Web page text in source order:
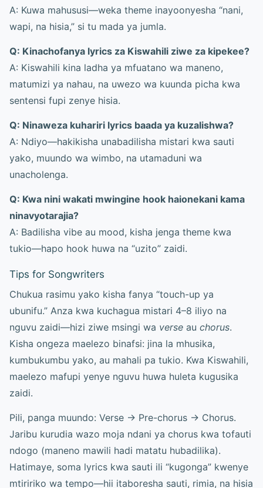
A: Kuwa mahususi—weka theme inayoonyesha “nani,
wapi, na hisia,” si tu mada ya jumla.
Q: Kinachofanya lyrics za Kiswahili ziwe za kipekee?
A: Kiswahili kina ladha ya mfuatano wa maneno,
matumizi ya nahau, na uwezo wa kuunda picha kwa
sentensi fupi zenye hisia.
Q: Ninaweza kuhariri lyrics baada ya kuzalishwa?
A: Ndiyo—hakikisha unabadilisha mistari kwa sauti
yako, muundo wa wimbo, na utamaduni wa
unacholenga.
Q: Kwa nini wakati mwingine hook haionekani kama
ninavyotarajia?
A: Badilisha vibe au mood, kisha jenga theme kwa
tukio—hapo hook huwa na “uzito” zaidi.
Tips for Songwriters
Chukua rasimu yako kisha fanya “touch-up ya
ubunifu.” Anza kwa kuchagua mistari 4–8 iliyo na
nguvu zaidi—hizi ziwe msingi wa verse au chorus.
Kisha ongeza maelezo binafsi: jina la mhusika,
kumbukumbu yako, au mahali pa tukio. Kwa Kiswahili,
maelezo mafupi yenye nguvu huwa huleta kugusika
zaidi.
Pili, panga muundo: Verse → Pre-chorus → Chorus.
Jaribu kurudia wazo moja ndani ya chorus kwa tofauti
ndogo (maneno mawili hadi matatu hubadilika).
Hatimaye, soma lyrics kwa sauti ili “kugonga” kwenye
mtiririko wa tempo—hii itaboresha sauti, rimia, na hisia